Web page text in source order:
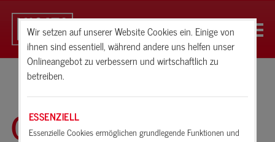
Wir setzen auf unserer Website Cookies ein. Einige von
ihnen sind essentiell, während andere uns helfen unser
Onlineangebot zu verbessern und wirtschaftlich zu
betreiben.
ESSENZIELL
Essenzielle Cookies ermöglichen grundlegende Funktionen und
Glossar